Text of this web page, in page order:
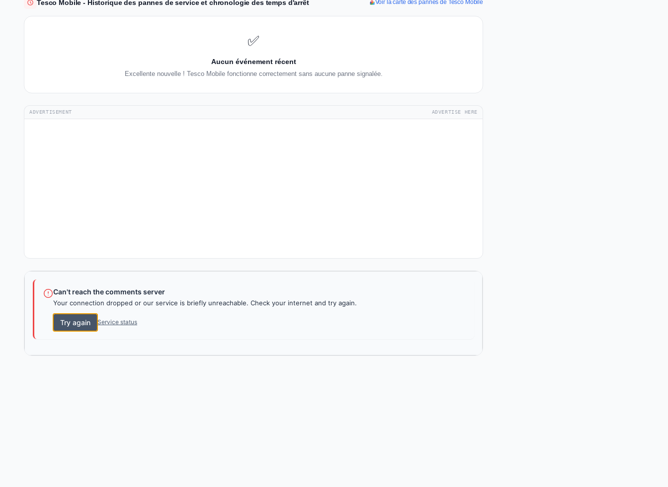
Tesco Mobile - Historique des pannes de service et chronologie des temps d'arrêt Voir la carte des pannes de Tesco Mobile
✅
Aucun événement récent
Excellente nouvelle ! Tesco Mobile fonctionne correctement sans aucune panne signalée.
ADVERTISEMENT ADVERTISE HERE
Can't reach the comments server
Your connection dropped or our service is briefly unreachable. Check your internet and try again.
Try again Service status